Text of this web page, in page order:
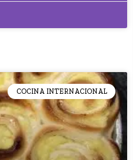
COCINA INTERNACIONAL